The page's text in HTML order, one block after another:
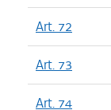
Art. 72
Art. 73
Art. 74